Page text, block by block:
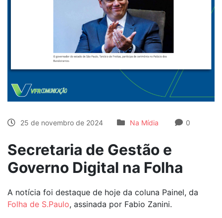
25 de novembro de 2024 Na Mídia 0
Secretaria de Gestão e
Governo Digital na Folha
A notícia foi destaque de hoje da coluna Painel, da
Folha de S.Paulo, assinada por Fabio Zanini.